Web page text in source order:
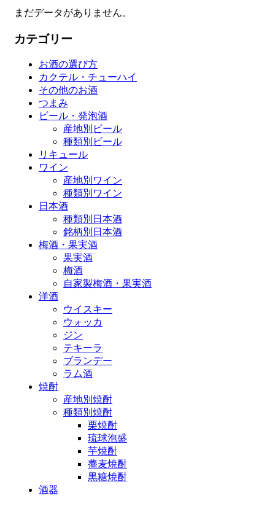
まだデータがありません。
カテゴリー
お酒の選び方
カクテル・チューハイ
その他のお酒
つまみ
ビール・発泡酒
産地別ビール
種類別ビール
リキュール
ワイン
産地別ワイン
種類別ワイン
日本酒
種類別日本酒
銘柄別日本酒
梅酒・果実酒
果実酒
梅酒
自家製梅酒・果実酒
洋酒
ウイスキー
ウォッカ
ジン
テキーラ
ブランデー
ラム酒
焼酎
産地別焼酎
種類別焼酎
栗焼酎
琉球泡盛
芋焼酎
蕎麦焼酎
黒糖焼酎
酒器